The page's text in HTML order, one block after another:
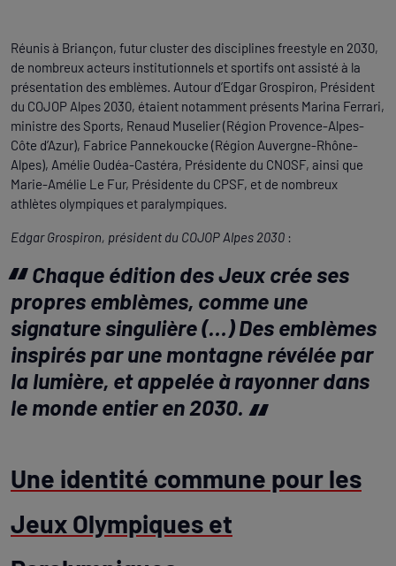
Réunis à Briançon, futur cluster des disciplines freestyle en 2030,
de nombreux acteurs institutionnels et sportifs ont assisté à la
présentation des emblèmes. Autour d’Edgar Grospiron, Président
du COJOP Alpes 2030, étaient notamment présents Marina Ferrari,
ministre des Sports, Renaud Muselier (Région Provence-Alpes-
Côte d’Azur), Fabrice Pannekoucke (Région Auvergne-Rhône-
Alpes), Amélie Oudéa-Castéra, Présidente du CNOSF, ainsi que
Marie-Amélie Le Fur, Présidente du CPSF, et de nombreux
athlètes olympiques et paralympiques.
Edgar Grospiron, président du COJOP Alpes 2030 :
Chaque édition des Jeux crée ses
propres emblèmes, comme une
signature singulière (…) Des emblèmes
inspirés par une montagne révélée par
la lumière, et appelée à rayonner dans
le monde entier en 2030.
Une identité commune pour les
Jeux Olympiques et